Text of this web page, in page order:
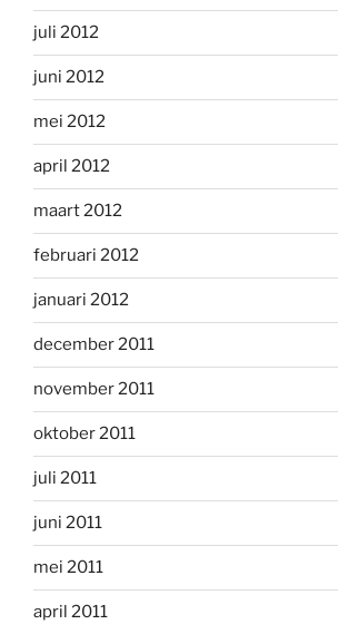
juli 2012
juni 2012
mei 2012
april 2012
maart 2012
februari 2012
januari 2012
december 2011
november 2011
oktober 2011
juli 2011
juni 2011
mei 2011
april 2011